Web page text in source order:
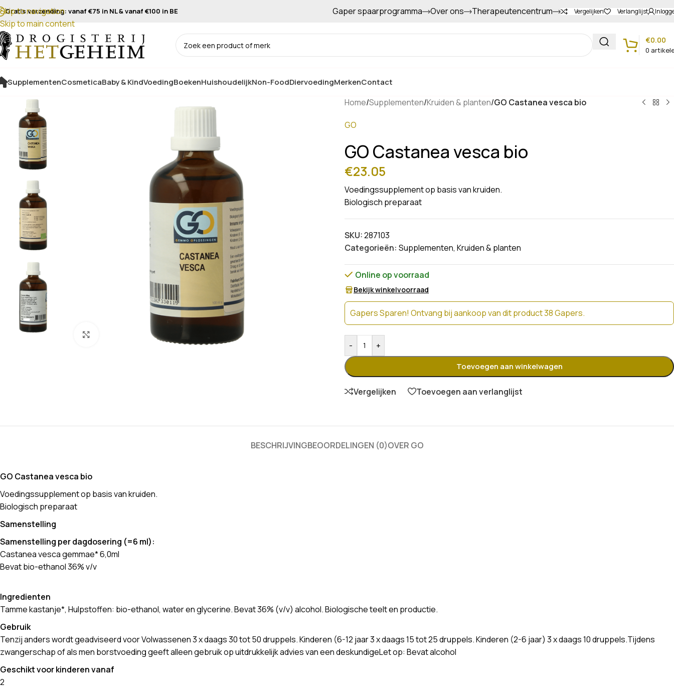
Skip to navigation
Skip to main content
Gratis verzending: vanaf €75 in NL & vanaf €100 in BE Gratis afhalen in de winkel Gapers sparen voor extra korting
Gaper spaarprogramma Over ons Therapeutencentrum Vergelijken Verlanglijst
0
€0.00
SupplementenCosmeticaBaby & KindVoedingBoekenHuishoudelijkNon-FoodDiervoedingMerkenContact
Klik om te vergroten
Home/Supplementen/Kruiden & planten/GO Castanea vesca bio
GO
GO Castanea vesca bio
€23.05
Voedingssupplement op basis van kruiden.
Biologisch preparaat
SKU:287103
Categorieën: Supplementen, Kruiden & planten
Online op voorraad
Bekijk winkelvoorraad
Gapers Sparen! Ontvang bij aankoop van dit product 38 Gapers.
- +
Toevoegen aan winkelwagen
Vergelijken Toevoegen aan verlanglijst
BESCHRIJVINGBEOORDELINGEN (0)OVER GO
GO Castanea vesca bio
Voedingssupplement op basis van kruiden.
Biologisch preparaat
Samenstelling
Samenstelling per dagdosering (=6 ml):
Castanea vesca gemmae* 6,0ml
Bevat bio-ethanol 36% v/v
Ingredienten
Tamme kastanje*, Hulpstoffen: bio-ethanol, water en glycerine. Bevat 36% (v/v) alcohol. Biologische teelt en productie.
Gebruik
Tenzij anders wordt geadviseerd voor Volwassenen 3 x daags 30 tot 50 druppels. Kinderen (6-12 jaar 3 x daags 15 tot 25 druppels. Kinderen (2-6 jaar) 3 x daags 10 druppels.Tijdens
zwangerschap of als men borstvoeding geeft alleen gebruik op uitdrukkelijk advies van een deskundigeLet op: Bevat alcohol
Geschikt voor kinderen vanaf
2